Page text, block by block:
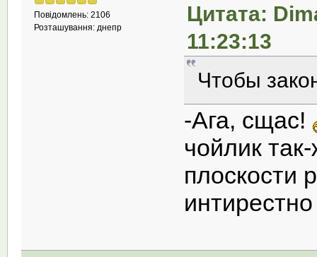
Повідомлень: 2106
Розташування: днепр
Цитата:
11:23:13
Чтобы
-Ага, сщас!
чойлик
плоскости